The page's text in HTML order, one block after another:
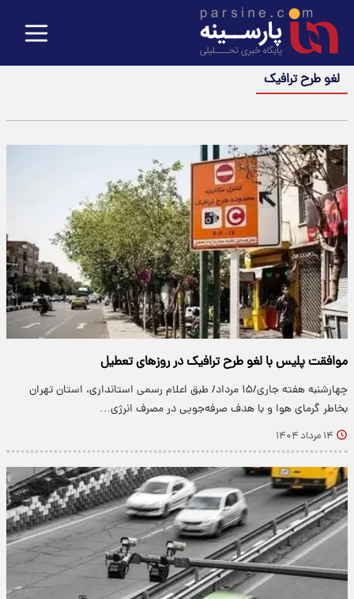
لغو طرح ترافیک
موافقت پلیس با لغو طرح ترافیک در روزهای تعطیل
چهارشنبه هفته جاری/۱۵ مرداد/ طبق اعلام رسمی استانداری، استان تهران
بخاطر گرمای هوا و با هدف صرفه‌جویی در مصرف انرژی…
۱۴ مرداد ۱۴۰۴